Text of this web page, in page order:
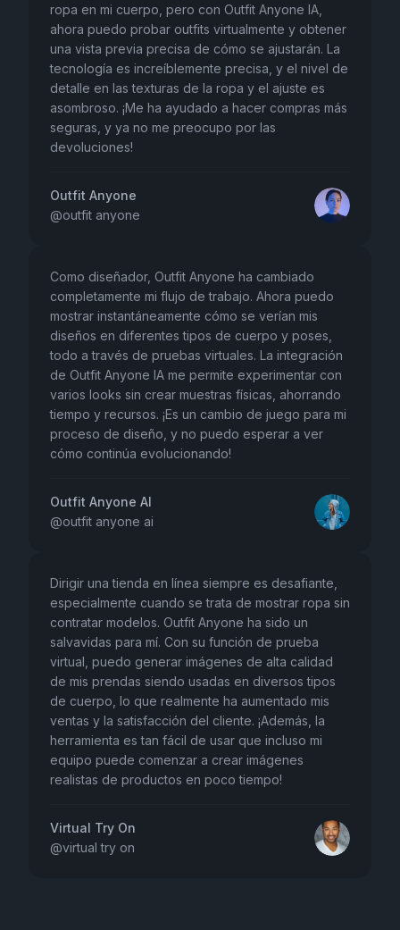
ropa en mi cuerpo, pero con Outfit Anyone IA,
ahora puedo probar outfits virtualmente y obtener
una vista previa precisa de cómo se ajustarán. La
tecnología es increíblemente precisa, y el nivel de
detalle en las texturas de la ropa y el ajuste es
asombroso. ¡Me ha ayudado a hacer compras más
seguras, y ya no me preocupo por las
devoluciones!
Outfit Anyone
@outfit anyone
Como diseñador, Outfit Anyone ha cambiado
completamente mi flujo de trabajo. Ahora puedo
mostrar instantáneamente cómo se verían mis
diseños en diferentes tipos de cuerpo y poses,
todo a través de pruebas virtuales. La integración
de Outfit Anyone IA me permite experimentar con
varios looks sin crear muestras físicas, ahorrando
tiempo y recursos. ¡Es un cambio de juego para mi
proceso de diseño, y no puedo esperar a ver
cómo continúa evolucionando!
Outfit Anyone AI
@outfit anyone ai
Dirigir una tienda en línea siempre es desafiante,
especialmente cuando se trata de mostrar ropa sin
contratar modelos. Outfit Anyone ha sido un
salvavidas para mí. Con su función de prueba
virtual, puedo generar imágenes de alta calidad
de mis prendas siendo usadas en diversos tipos
de cuerpo, lo que realmente ha aumentado mis
ventas y la satisfacción del cliente. ¡Además, la
herramienta es tan fácil de usar que incluso mi
equipo puede comenzar a crear imágenes
realistas de productos en poco tiempo!
Virtual Try On
@virtual try on